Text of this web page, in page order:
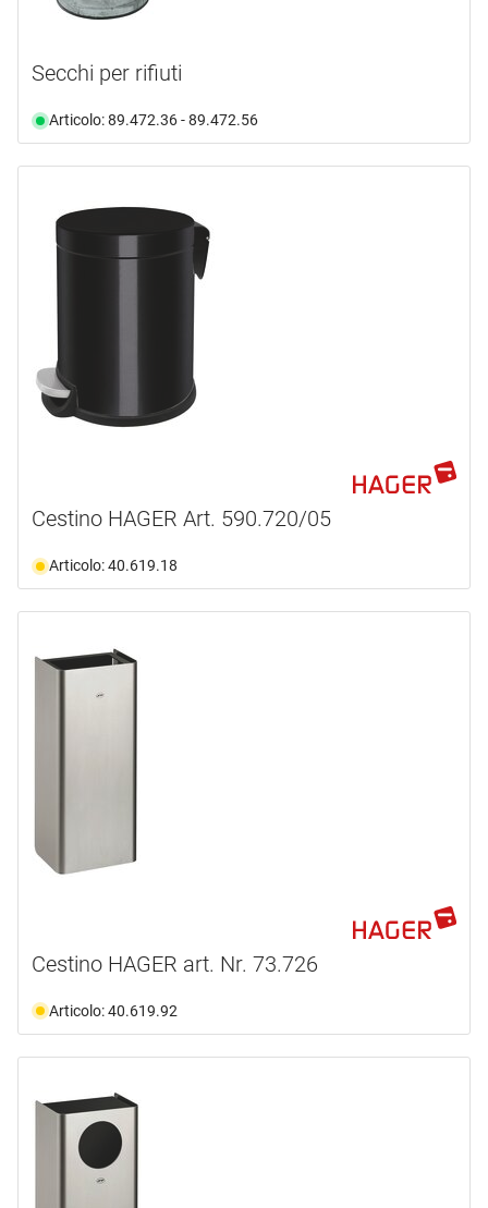
Secchi per rifiuti
Articolo: 89.472.36 - 89.472.56
Cestino HAGER Art. 590.720/05
Articolo: 40.619.18
Cestino HAGER art. Nr. 73.726
Articolo: 40.619.92